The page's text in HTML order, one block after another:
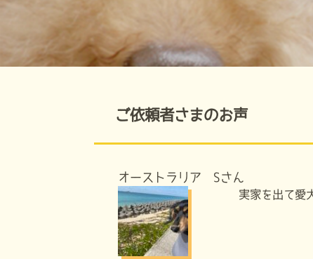
ご依頼者さまのお声
オーストラリア Sさん
実家を出て愛